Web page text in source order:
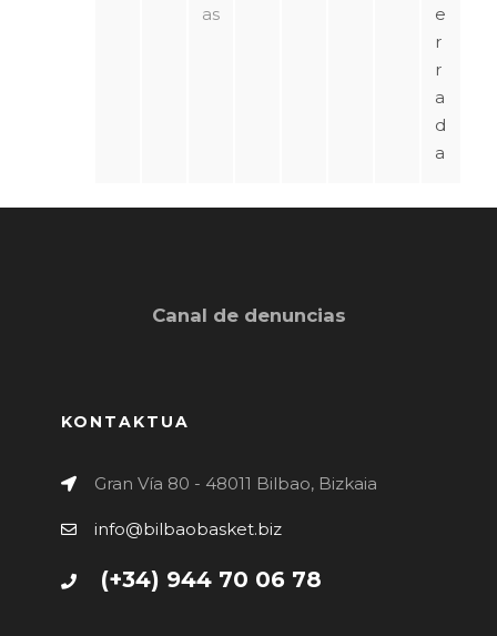
as
e
r
r
a
d
a
Canal de denuncias
KONTAKTUA
Gran Vía 80 - 48011 Bilbao, Bizkaia
info@bilbaobasket.biz
(+34) 944 70 06 78